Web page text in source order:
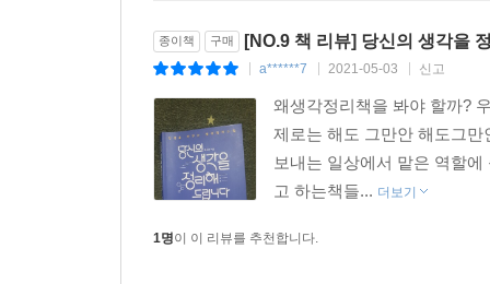
MKYU 전 직원이 배워야겠어요. 이렇게 생각정
[신사임당] 주언규 대표와 [회사원A], [회사원B],
생각정리스킬이 영상 콘텐츠를 기획·편집·제작
‘MKYU’(김미경유튜브대학) 등 온라인 교육플
호응을 얻으며 인기 강의로 등극했다.
문제에서부터 공부 계획, 자격증 시험, 사업계획
종이책 구매 [NO.9 책 리뷰] 당신의 생각을
a******7 2021-05-03 신고
왜생각정리책을 봐야 할까?
제로는 해도 그만안 해도그
보내는 일상에서 맡은 역할
고 하는책들... 더보기
1명이 이 리뷰를 추천합니다.